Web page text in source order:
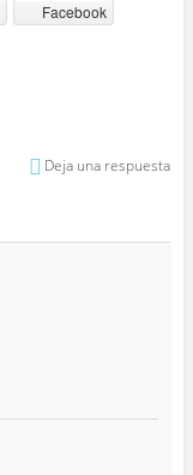
Facebook
Deja una respuesta